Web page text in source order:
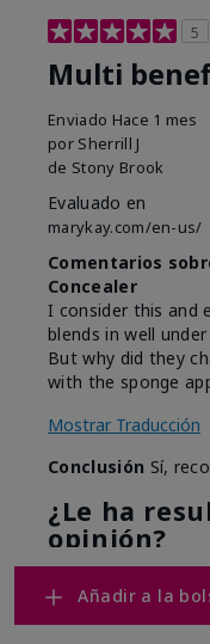
Añadir a la
5
Multi
Enviado Hace 1 mes
por Sherrill J
de Stony Brook
Evaluado en
marykay.com/en-us/
Comentarios
Concealer
I consider this and
blends in well
But why did they
with the sponge
Mostrar Traducción
Conclusión Sí,
¿Le ha
opinión?
0
Marcar esta